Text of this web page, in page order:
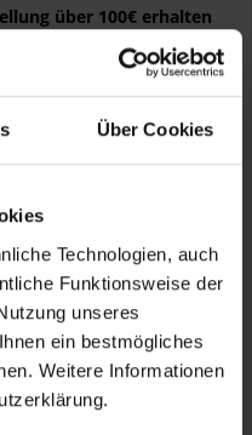
Über Cookies
Technologien, auch
Funktionsweise der
unseres
ein bestmögliches
Weitere Informationen
über 100€ erhalten